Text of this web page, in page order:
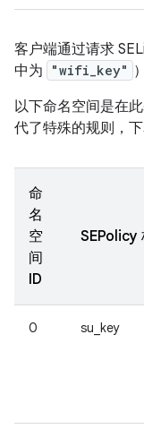
客户端通过请求
中为
"wifi_key"
以下命名空间是在
代了特殊的规则，
命
名
空
间
ID
SEPolicy
0 su_key